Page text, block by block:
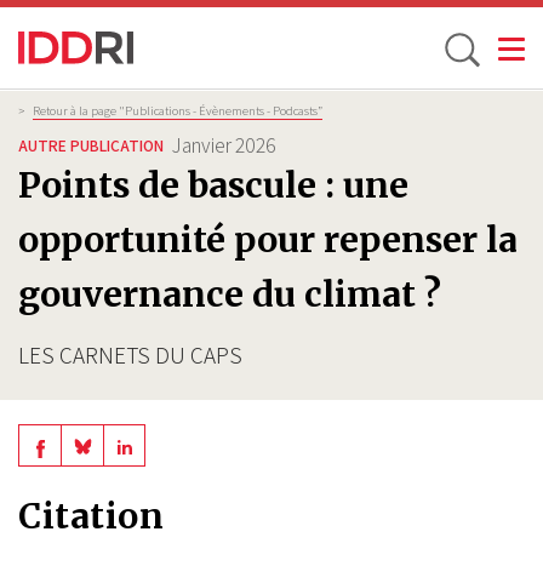
Aller
au
contenu
principal
Toggle
Fil
d'Ariane
> Retour à la page "Publications - Évènements - Podcasts”
AUTRE PUBLICATION Janvier 2026
Points de bascule : une
opportunité pour repenser la
gouvernance du climat ?
LES CARNETS DU CAPS
Share
on
Share
BlueSky
Share
Linkedin
Citation